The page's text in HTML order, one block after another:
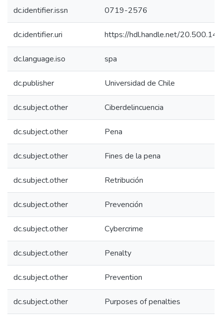
dc.identifier.issn 0719-2576
dc.identifier.uri https://hdl.handle.net/
dc.language.iso spa
dc.publisher Universidad de Chile
dc.subject.other Ciberdelincuencia
dc.subject.other Pena
dc.subject.other Fines de la pena
dc.subject.other Retribución
dc.subject.other Prevención
dc.subject.other Cybercrime
dc.subject.other Penalty
dc.subject.other Prevention
dc.subject.other Purposes of penalties